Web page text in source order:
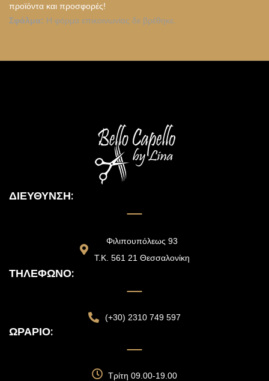
προϊόντα και προσφορές!
Σφάλμα: Η φόρμα επικοινωνίας δε βρέθηκε.
ΔΙΕΎΘΥΝΣΗ:
Φιλιπουπόλεως 93
Τ.Κ. 561 21 Θεσσαλονίκη
ΤΗΛΈΦΩΝΟ:
(+30) 2310 749 597
ΩΡΆΡΙΟ:
Τρίτη 09.00-19.00